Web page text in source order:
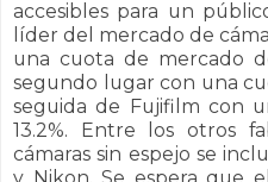
accesibles para un
líder del mercado de
una cuota de mercado
segundo lugar con una
seguida de Fujifilm con
13.2%. Entre los otros
cámaras sin espejo se